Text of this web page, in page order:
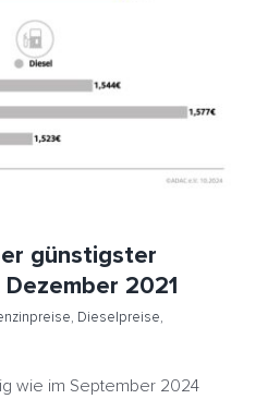
2021
Dieselpreise
Spritpreise
günstigster
2021
, Dieselpreise,
wie im September 2024